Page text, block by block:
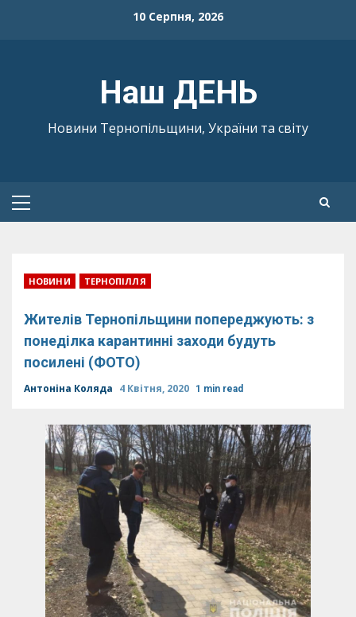
10 Серпня, 2026
Наш ДЕНЬ
Новини Тернопільщини, України та світу
Primary
НОВИНИ ТЕРНОПІЛЛЯ
Жителів Тернопільщини попереджують: з
понеділка карантинні заходи будуть
посилені (ФОТО)
Антоніна Коляда 4 Квітня, 2020 1 min read